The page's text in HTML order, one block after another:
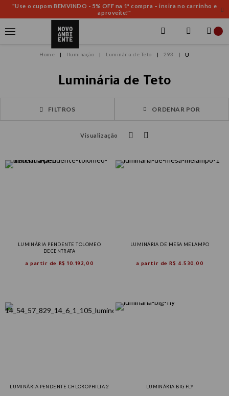
"Use o cupom BEMVINDO - 5% OFF na 1ª compra – insira no carrinho e
aproveite!"
Iluminação Luminária de Teto 293 U
Luminária de Teto
FILTROS ORDENAR POR
Visualização
LUMINÁRIA PENDENTE TOLOMEO
DECENTRATA
a partir de R$ 10.192,00
LUMINÁRIA DE MESA MELAMPO
a partir deR$ 4.530,00
LUMINÁRIA PENDENTE CHLOROPHILIA 2 LUMINÁRIA BIG FLY